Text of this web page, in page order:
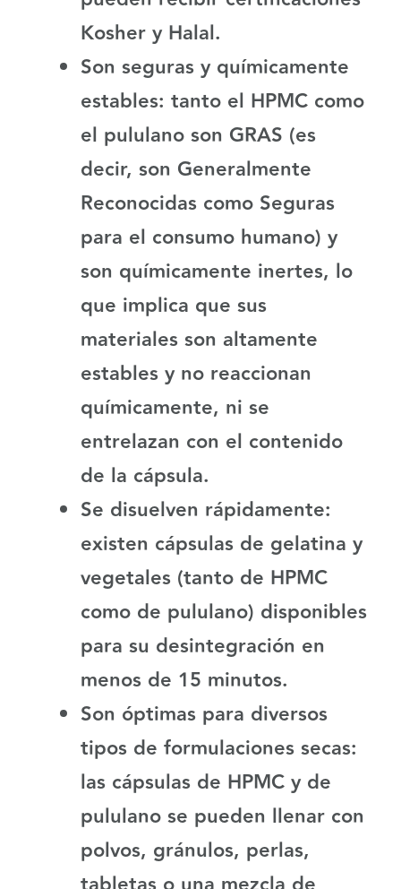
Kosher y Halal.
Son seguras y químicamente
estables: tanto el HPMC como
el pululano son GRAS (es
decir, son Generalmente
Reconocidas como Seguras
para el consumo humano) y
son químicamente inertes, lo
que implica que sus
materiales son altamente
estables y no reaccionan
químicamente, ni se
entrelazan con el contenido
de la cápsula.
Se disuelven rápidamente:
existen cápsulas de gelatina y
vegetales (tanto de HPMC
como de pululano) disponibles
para su desintegración en
menos de 15 minutos.
Son óptimas para diversos
tipos de formulaciones secas:
las cápsulas de HPMC y de
pululano se pueden llenar con
polvos, gránulos, perlas,